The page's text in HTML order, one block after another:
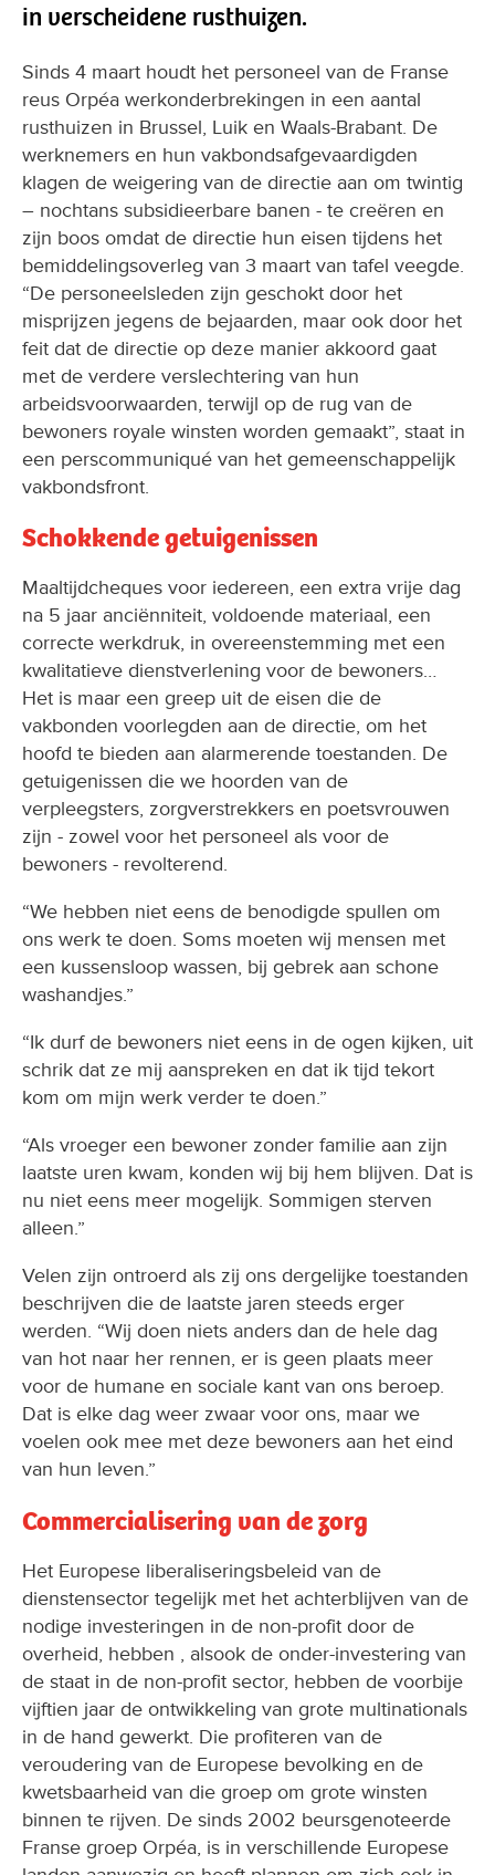
in verscheidene rusthuizen.
Sinds 4 maart houdt het personeel van de Franse
reus Orpéa werkonderbrekingen in een aantal
rusthuizen in Brussel, Luik en Waals-Brabant. De
werknemers en hun vakbondsafgevaardigden
klagen de weigering van de directie aan om twintig
– nochtans subsidieerbare banen - te creëren en
zijn boos omdat de directie hun eisen tijdens het
bemiddelingsoverleg van 3 maart van tafel veegde.
“De personeelsleden zijn geschokt door het
misprijzen jegens de bejaarden, maar ook door het
feit dat de directie op deze manier akkoord gaat
met de verdere verslechtering van hun
arbeidsvoorwaarden, terwijl op de rug van de
bewoners royale winsten worden gemaakt”, staat in
een perscommuniqué van het gemeenschappelijk
vakbondsfront.
Schokkende getuigenissen
Maaltijdcheques voor iedereen, een extra vrije dag
na 5 jaar anciënniteit, voldoende materiaal, een
correcte werkdruk, in overeenstemming met een
kwalitatieve dienstverlening voor de bewoners…
Het is maar een greep uit de eisen die de
vakbonden voorlegden aan de directie, om het
hoofd te bieden aan alarmerende toestanden. De
getuigenissen die we hoorden van de
verpleegsters, zorgverstrekkers en poetsvrouwen
zijn - zowel voor het personeel als voor de
bewoners - revolterend.
“We hebben niet eens de benodigde spullen om
ons werk te doen. Soms moeten wij mensen met
een kussensloop wassen, bij gebrek aan schone
washandjes.”
“Ik durf de bewoners niet eens in de ogen kijken, uit
schrik dat ze mij aanspreken en dat ik tijd tekort
kom om mijn werk verder te doen.”
“Als vroeger een bewoner zonder familie aan zijn
laatste uren kwam, konden wij bij hem blijven. Dat is
nu niet eens meer mogelijk. Sommigen sterven
alleen.”
Velen zijn ontroerd als zij ons dergelijke toestanden
beschrijven die de laatste jaren steeds erger
werden. “Wij doen niets anders dan de hele dag
van hot naar her rennen, er is geen plaats meer
voor de humane en sociale kant van ons beroep.
Dat is elke dag weer zwaar voor ons, maar we
voelen ook mee met deze bewoners aan het eind
van hun leven.”
Commercialisering van de zorg
Het Europese liberaliseringsbeleid van de
dienstensector tegelijk met het achterblijven van de
nodige investeringen in de non-profit door de
overheid, hebben , alsook de onder-investering van
de staat in de non-profit sector, hebben de voorbije
vijftien jaar de ontwikkeling van grote multinationals
in de hand gewerkt. Die profiteren van de
veroudering van de Europese bevolking en de
kwetsbaarheid van die groep om grote winsten
binnen te rijven. De sinds 2002 beursgenoteerde
Franse groep Orpéa, is in verschillende Europese